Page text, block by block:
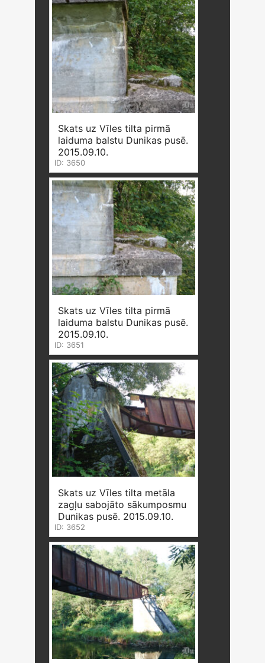
Skats uz Vīles tilta pirmā
laiduma balstu Dunikas pusē.
2015.09.10.
ID: 3650
Skats uz Vīles tilta pirmā
laiduma balstu Dunikas pusē.
2015.09.10.
ID: 3651
Skats uz Vīles tilta metāla
zagļu sabojāto sākumposmu
Dunikas pusē. 2015.09.10.
ID: 3652